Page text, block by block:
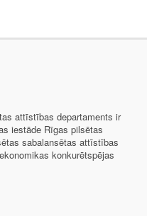
attīstības departaments ir
iestāde Rīgas pilsētas
sabalansētas attīstības
konkurētspējas